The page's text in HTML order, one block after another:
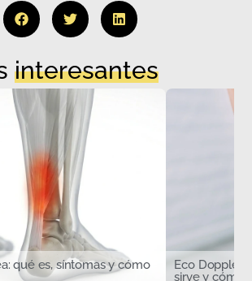
interesantes
qué es, síntomas y cómo
Eco Doppler
sirve y cómo